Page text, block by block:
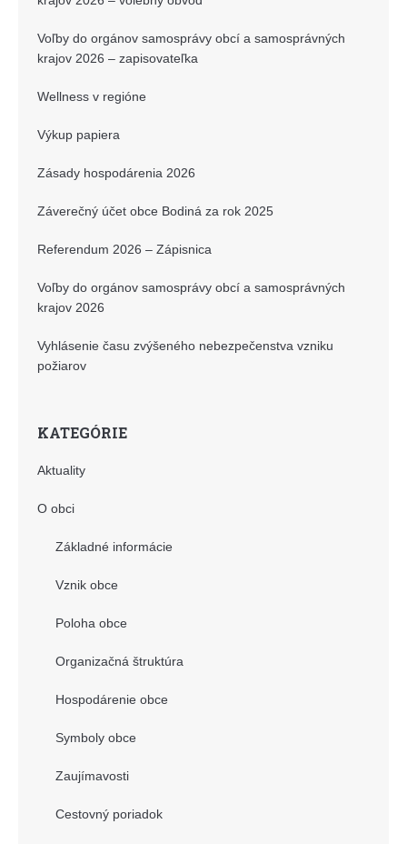
Voľby do orgánov samosprávy obcí a samosprávných
krajov 2026 – zapisovateľka
Wellness v regióne
Výkup papiera
Zásady hospodárenia 2026
Záverečný účet obce Bodiná za rok 2025
Referendum 2026 – Zápisnica
Voľby do orgánov samosprávy obcí a samosprávných
krajov 2026
Vyhlásenie času zvýšeného nebezpečenstva vzniku
požiarov
KATEGÓRIE
Aktuality
O obci
Základné informácie
Vznik obce
Poloha obce
Organizačná štruktúra
Hospodárenie obce
Symboly obce
Zaujímavosti
Cestovný poriadok